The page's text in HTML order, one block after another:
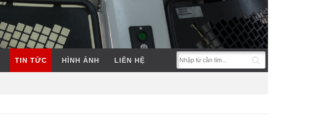
TIN TỨC HÌNH ẢNH LIÊN HỆ